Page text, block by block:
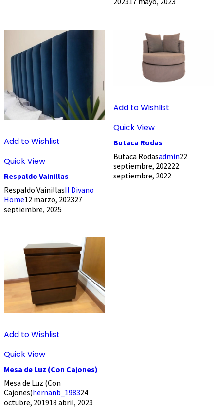
Add to Wishlist
Quick View
Respaldo Vainillas
Respaldo VainillasIl Divano
Home12 marzo, 202327
septiembre, 2025
Add to Wishlist
Quick View
Butaca Rodas
Butaca Rodasadmin22
septiembre, 202222
septiembre, 2022
Add to Wishlist
Quick View
Mesa de Luz (Con Cajones)
Mesa de Luz (Con
Cajones)hernanb_198324
octubre, 201918 abril, 2023